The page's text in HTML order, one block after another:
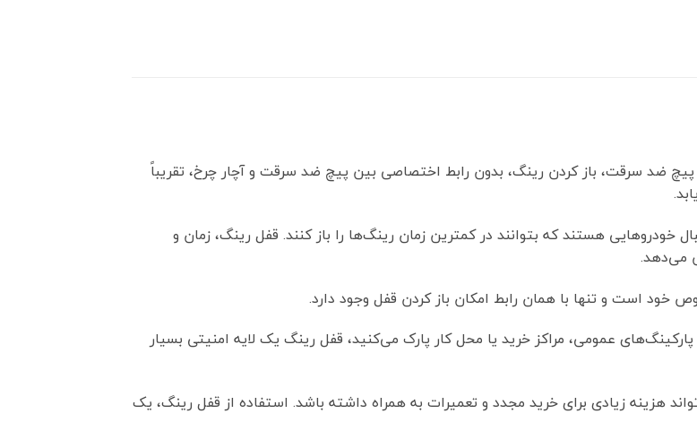
ضد سرقت، باز کردن رینگ، بدون رابط اختصاصی بین پیچ ضد سرقت و آچار چرخ، تقریباً
خودروهایی هستند که بتوانند در کمترین زمان رینگ‌ها را باز کنند. قفل رینگ، زمان و
می‌دهد.
است و تنها با همان رابط امکان باز کردن قفل وجود دارد.
پارکینگ‌های عمومی، مراکز خرید یا محل کار پارک می‌کنید، قفل رینگ یک لایه امنیتی بسیار
هزینه زیادی برای خرید مجدد و تعمیرات به همراه داشته باشد. استفاده از قفل رینگ، یک